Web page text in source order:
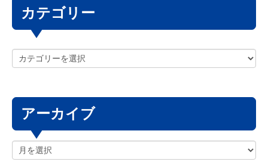
カテゴリー
アーカイブ